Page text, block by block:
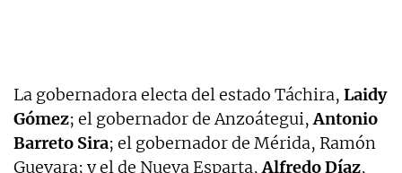
La gobernadora electa del estado Táchira, Laidy
Gómez; el gobernador de Anzoátegui,Antonio
Barreto Sira; el gobernador de Mérida, Ramón
Guevara; y el de Nueva Esparta,Alfredo Díaz,